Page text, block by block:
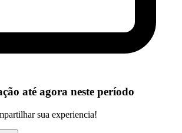
até agora neste período
sua experiencia!